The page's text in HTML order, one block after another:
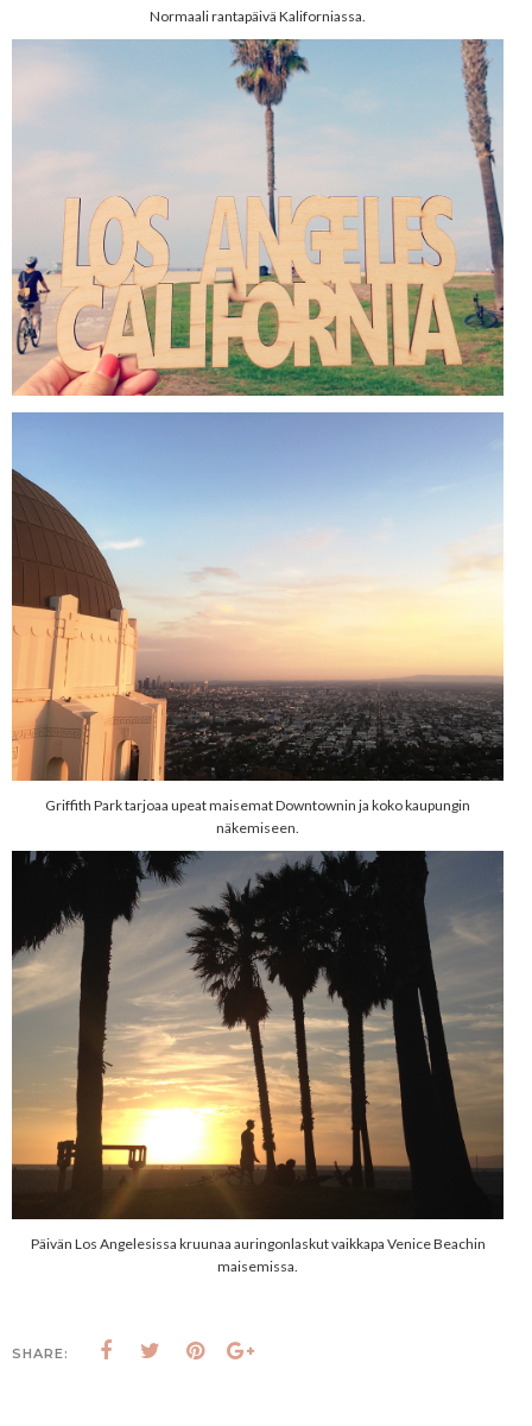
Normaali rantapäivä Kaliforniassa.
Griffith Park tarjoaa upeat maisemat Downtownin ja koko kaupungin
näkemiseen.
Päivän Los Angelesissa kruunaa auringonlaskut vaikkapa Venice Beachin
maisemissa.
SHARE: